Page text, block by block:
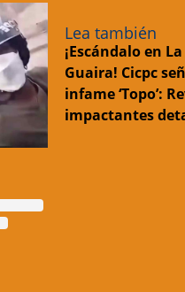
Lea también
¡Escándalo en La
Guaira! Cicpc
infame ‘Topo’:
impactantes